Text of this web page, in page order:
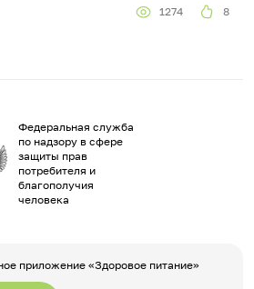
1274 8
Федеральная служба
по надзору в сфере
защиты прав
потребителя и
благополучия
человека
приложение «Здоровое питание»